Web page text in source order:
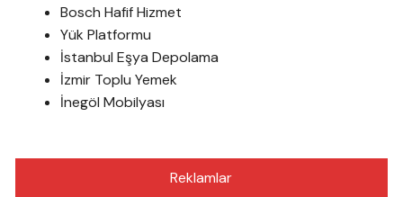
Bosch Hafif Hizmet
Yük Platformu
İstanbul Eşya Depolama
İzmir Toplu Yemek
İnegöl Mobilyası
Reklamlar